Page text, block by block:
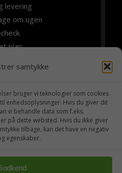
samtykke
bruger vi teknologier som cookies
enhedsoplysninger. Hvis du giver dit
vi behandle data som f.eks.
på dette websted. Hvis du ikke giver
tilbage, kan det have en negativ
egenskaber.
levering
om ugen
plan
siden 1984